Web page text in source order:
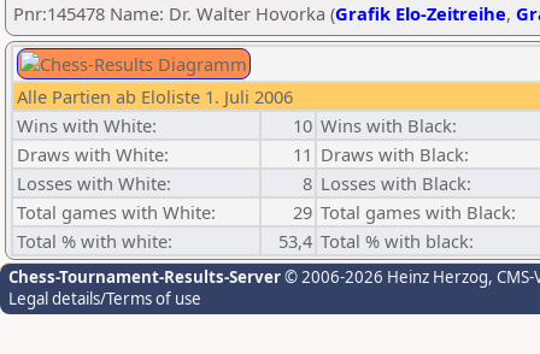
Pnr:145478 Name: Dr. Walter Hovorka (Grafik Elo-Zeitreihe,
Alle Partien ab Eloliste 1. Juli 2006
Wins with White:
10 Wins with Black:
Draws with White:
11 Draws with Black:
Losses with White:
8 Losses with Black:
Total games with White:
29 Total games with Black:
Total % with white:
53,4 Total % with black:
Chess-Tournament-Results-Server© 2006-2026 Heinz Herzog,
Legal details/Terms of use